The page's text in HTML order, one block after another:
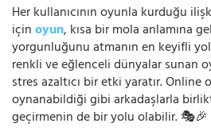
Her kullanıcının oyunla kurduğu
içinoyun, kısa bir mola anlamına
yorgunluğunu atmanın en keyifli
renkli ve eğlenceli dünyalar sunan
stres azaltıcı bir etki yaratır. Online
oynanabildiği gibi arkadaşlarla
geçirmenin de bir yolu olabilir. 🎭🎉